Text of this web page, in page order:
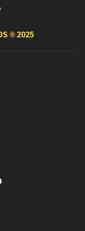
®2025